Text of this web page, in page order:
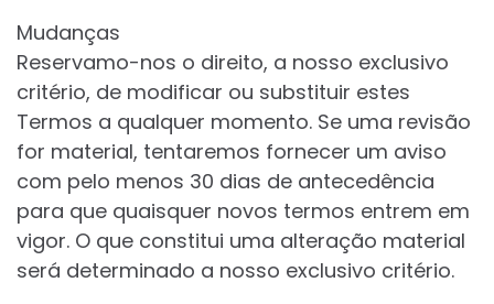
Mudanças
Reservamo-nos o direito, a nosso exclusivo
critério, de modificar ou substituir estes
Termos a qualquer momento. Se uma revisão
for material, tentaremos fornecer um aviso
com pelo menos 30 dias de antecedência
para que quaisquer novos termos entrem em
vigor. O que constitui uma alteração material
será determinado a nosso exclusivo critério.